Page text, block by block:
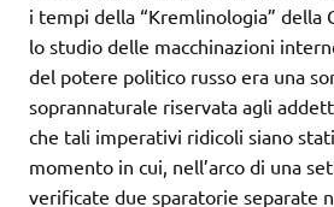
i tempi della “Kremlinologia” della
lo studio delle macchinazioni
del potere politico russo era una
soprannaturale riservata agli
che tali imperativi ridicoli siano
momento in cui, nell’arco di una
verificate due sparatorie separate